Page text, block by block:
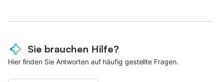
Sie brauchen Hilfe?
Hier finden Sie Antworten auf häufig gestellte Fragen.